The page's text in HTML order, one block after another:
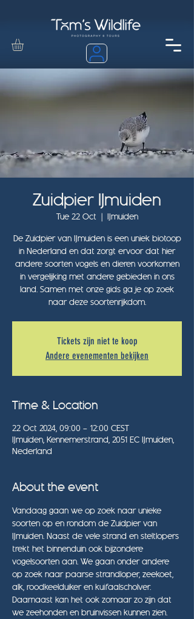
Zuidpier IJmuiden
Tue 22 Oct
  |
IJmuiden
De Zuidpier van IJmuiden is een uniek biotoop
in Nederland en dat zorgt ervoor dat hier
andere soorten vogels en dieren voorkomen
in vergelijking met andere gebieden in ons
land. Samen met onze gids ga je op zoek
naar deze soortenrijkdom.
Tickets zijn niet te koop
Andere evenementen bekijken
Time & Location
22 Oct 2024, 09:00 – 12:00 CEST
IJmuiden, Kennemerstrand, 2051 EC IJmuiden,
Nederland
About the event
Vandaag gaan we op zoek naar unieke
soorten op en rondom de Zuidpier van
IJmuiden. Naast de vele strand en steltlopers
trekt het binnenduin ook bijzondere
vogelsoorten aan. We gaan onder andere
op zoek naar paarse strandloper, zeekoet,
alk, roodkeelduiker en kuifaalscholver.
Daarnaast kan het ook zomaar zo zijn dat
we zeehonden en bruinvissen kunnen zien.